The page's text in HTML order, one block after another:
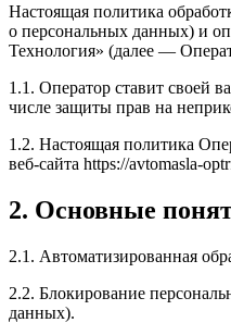
Настоящая политика
о персональных данных) и
Технология» (далее —
1.1. Оператор ставит своей
числе защиты прав на
1.2. Настоящая политика
веб-сайта https://avtomasla-
2. Основные
2.1. Автоматизированная
2.2. Блокирование
данных).